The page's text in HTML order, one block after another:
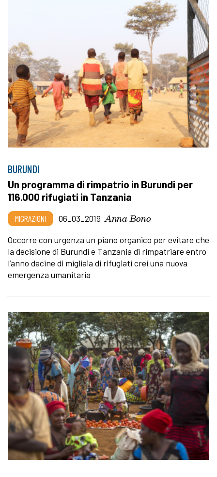
BURUNDI
Un programma di rimpatrio in Burundi per
116.000 rifugiati in Tanzania
MIGRAZIONI 06_03_2019 Anna Bono
Occorre con urgenza un piano organico per evitare che
la decisione di Burundi e Tanzania di rimpatriare entro
l’anno decine di migliaia di rifugiati crei una nuova
emergenza umanitaria